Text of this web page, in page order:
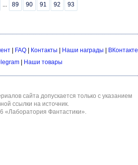
... 89 90 91 92 93
| FAQ| Контакты | Наши награды | ВКонтакте
| Наши товары
сайта допускается только с указанием
ссылки на источник.
«Лаборатория Фантастики».